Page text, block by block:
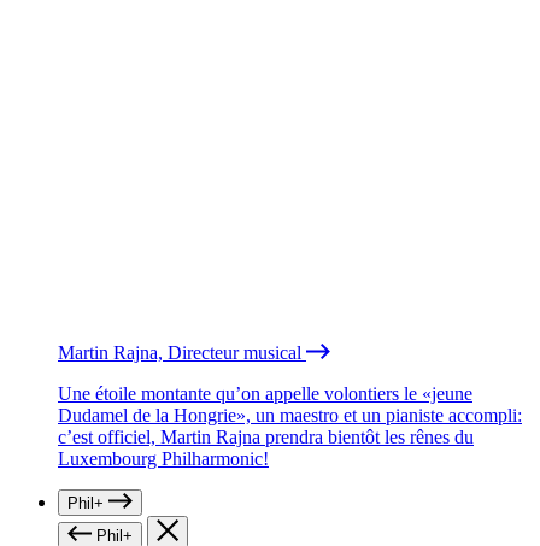
Martin Rajna, Directeur musical
Une étoile montante qu’on appelle volontiers le «jeune
Dudamel de la Hongrie», un maestro et un pianiste accompli:
c’est officiel, Martin Rajna prendra bientôt les rênes du
Luxembourg Philharmonic!
Phil+
Phil+